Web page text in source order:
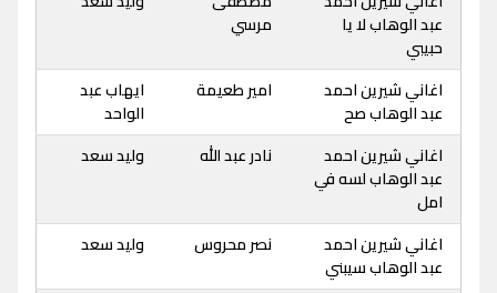
عبد الوهاب لا يا
حبيبي
مرسي
اغاني شيرين احمد
عبد الوهاب صح
امير طعيمة
ايهاب عبد
الواحد
اغاني شيرين احمد
عبد الوهاب لسه في
امل
نادر عبد الله وليد سعد
اغاني شيرين احمد
عبد الوهاب سيبني
نصر محروس وليد سعد